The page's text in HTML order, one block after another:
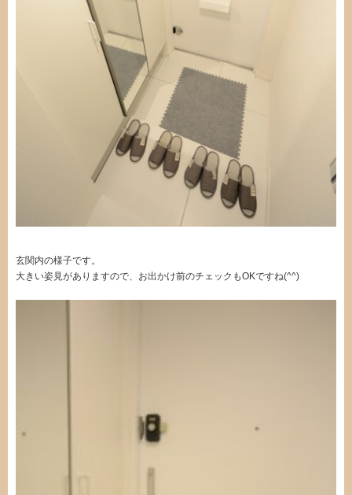
玄関内の様子です。
大きい姿見がありますので、お出かけ前のチェックもOKですね(^^)